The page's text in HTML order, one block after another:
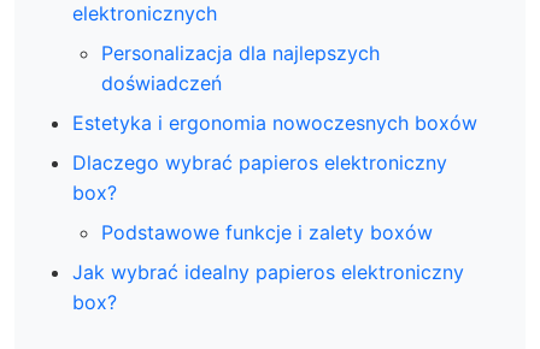
elektronicznych
Personalizacja dla najlepszych
doświadczeń
Estetyka i ergonomia nowoczesnych boxów
Dlaczego wybrać papieros elektroniczny
box?
Podstawowe funkcje i zalety boxów
Jak wybrać idealny papieros elektroniczny
box?